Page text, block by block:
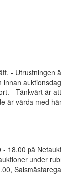
- Utrustningen
innan
- Tänkvärt är
är värda med
- 18.00 på
under